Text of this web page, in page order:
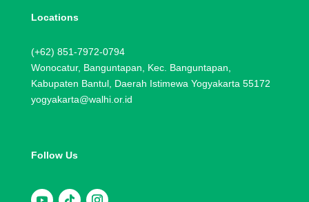
Locations
(+62) 851-7972-0794
Wonocatur, Banguntapan, Kec. Banguntapan,
Kabupaten Bantul, Daerah Istimewa Yogyakarta 55172
yogyakarta@walhi.or.id
Follow Us